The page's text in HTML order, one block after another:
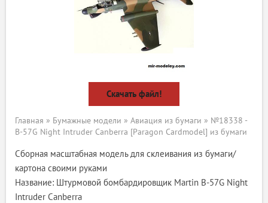
Скачать файл!
Главная » Бумажные модели » Авиация из бумаги » №18338 -
B-57G Night Intruder Canberra [Paragon Cardmodel] из бумаги
Сборная масштабная модель для склеивания из бумаги/
картона своими руками
Название: Штурмовой бомбардировщик Martin B-57G Night
Intruder Canberra